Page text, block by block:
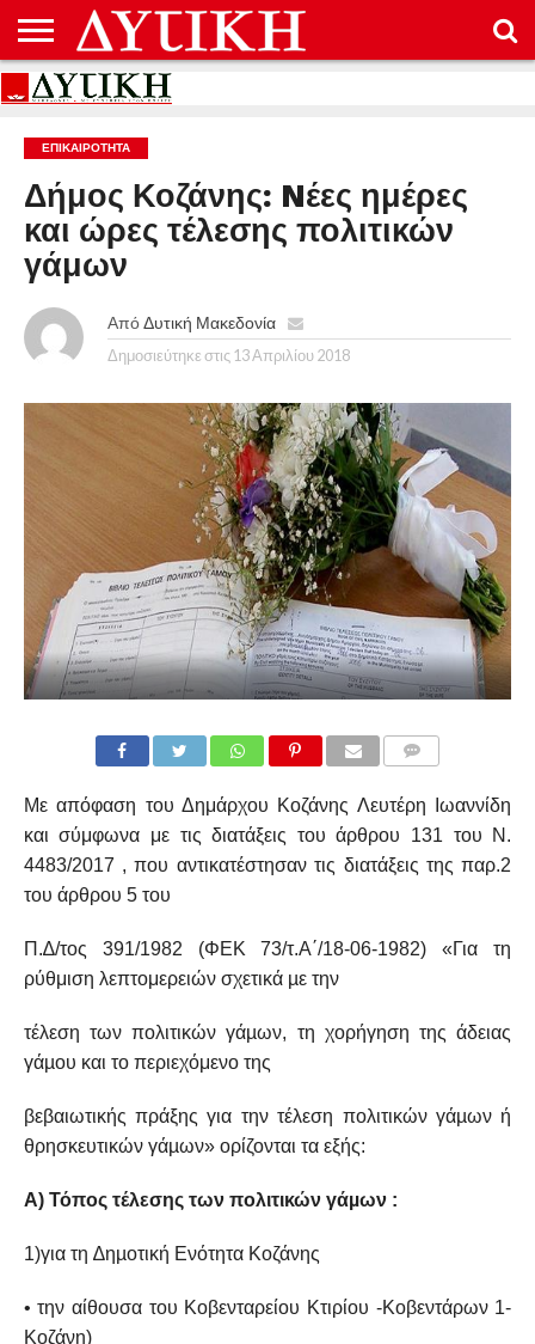
ΑΡΧΙΚΉ
ΕΠΙΚΟΙΝΩΝΊΑ
ΌΡΟΙ
ΠΡΟΣΤΑΣΊΑ
ΔΕΔΟΜΈΝΩΝ
ΕΠΙΚΑΙΡΟΤΗΤΑ
Δήμος Κοζάνης: Nέες ημέρες
και ώρες τέλεσης πολιτικών
γάμων
Από Δυτική Μακεδονία
Δημοσιεύτηκε στις 13 Απριλίου 2018
Με απόφαση του Δημάρχου Κοζάνης Λευτέρη Ιωαννίδη
και σύμφωνα με τις διατάξεις του άρθρου 131 του Ν.
4483/2017 , που αντικατέστησαν τις διατάξεις της παρ.2
του άρθρου 5 του
Π.∆/τος 391/1982 (ΦΕΚ 73/τ.Α΄/18-06-1982) «Για τη
ρύθμιση λεπτομερειών σχετικά µε την
τέλεση των πολιτικών γάµων, τη χορήγηση της άδειας
γάµου και το περιεχόμενο της
βεβαιωτικής πράξης για την τέλεση πολιτικών γάµων ή
θρησκευτικών γάµων» ορίζονται τα εξής:
A) Τόπος τέλεσης των πολιτικών γάµων :
1)για τη ∆ηµοτική Ενότητα Κοζάνης
• την αίθουσα του Κοβενταρείου Κτιρίου -Κοβεντάρων 1-
Κοζάνη)